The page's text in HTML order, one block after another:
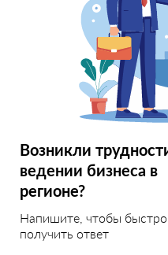
Возникли
ведении бизнеса в
регионе?
Напишите, чтобы быстро
получить ответ